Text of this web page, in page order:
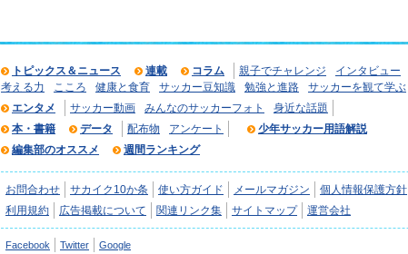
トピックス＆ニュース 連載 コラム 親子でチャレンジ インタビュー
考える力
こころ 健康と食育 サッカー豆知識 勉強と進路
サッカーを観て学ぶ
エンタメ
サッカー動画 みんなのサッカーフォト
身近な話題
本・書籍
データ 配布物 アンケート
少年サッカー用語解説
編集部のオススメ
週間ランキング
お問合わせ サカイク10か条 使い方ガイド メールマガジン 個人情報保護方針
利用規約
広告掲載について 関連リンク集 サイトマップ 運営会社
Facebook Twitter Google